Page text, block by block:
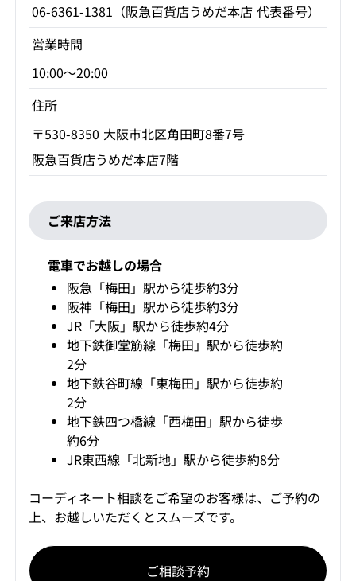
06-6361-1381（阪急百貨店うめだ本店 代表番号）
営業時間
10:00～20:00
住所
〒530-8350 大阪市北区角田町8番7号
阪急百貨店うめだ本店7階
ご来店方法
電車でお越しの場合
阪急「梅田」駅から徒歩約3分
阪神「梅田」駅から徒歩約3分
JR「大阪」駅から徒歩約4分
地下鉄御堂筋線「梅田」駅から徒歩約
2分
地下鉄谷町線「東梅田」駅から徒歩約
2分
地下鉄四つ橋線「西梅田」駅から徒歩
約6分
JR東西線「北新地」駅から徒歩約8分
コーディネート相談をご希望のお客様は、ご予約の
上、お越しいただくとスムーズです。
ご相談予約